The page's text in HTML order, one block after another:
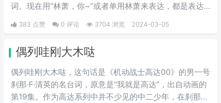
词。现在用“林萧，你~”或者单用林萧来表达，都是表达
的一种阴阳怪气的意思。这三个字表示别人在对于某件事
情评判的时候运用的非常巧妙，就传说中的说话，不带脏
383 点赞 0 评论 3704 浏览 2024-03-05
偶列哇刚大木哒
偶列哇刚大木哒，这句话是《机动战士高达00》的男一号
刹那·F·清英的名台词，原意是“我就是高达”，出自动画的
第19集。作为高达系列中并不少见的中二少年，在刹那的